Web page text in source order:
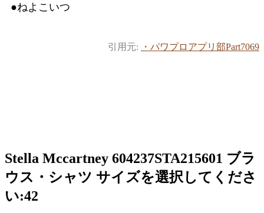
●ねよこいつ
引用元: ・パワプロアプリ部Part7069
Stella Mccartney 604237STA215601 ブラ
ウス・シャツ サイズを選択してくださ
い:42